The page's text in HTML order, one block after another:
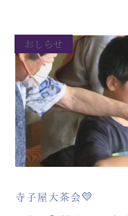
寺子屋大茶会💛
おしらせ